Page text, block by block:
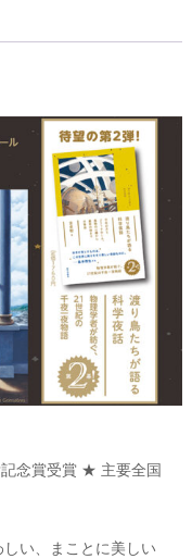
念賞受賞 ★ 主要全国
い、まことに美しい